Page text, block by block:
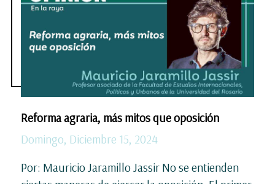
Reforma agraria, más mitos que oposición
Domingo, Diciembre 15, 2024
Por: Mauricio Jaramillo Jassir No se entienden